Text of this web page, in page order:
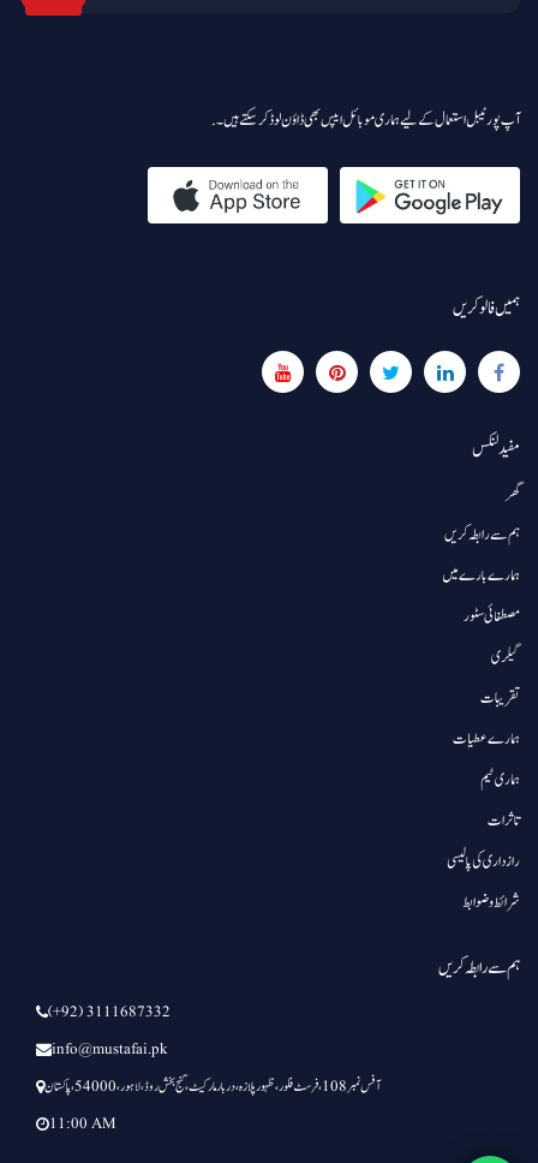
آپ پورٹیبل استعمال کے لیے ہماری موبائل ایپس بھی ڈاؤن لوڈ کر سکتے ہیں۔.
ہمیں فالو کریں
مفید لنکس
گھر
ہم سے رابطہ کریں
ہمارے بارے میں
مصطفائی سٹور
گیلری
تقریبات
ہمارے عطیات
ہماری ٹیم
تاثرات
رازداری کی پالیسی
شرائط و ضوابط
ہم سے رابطہ کریں
(+92) 3111687332
info@mustafai.pk
آفس نمبر 108 ، فرسٹ فلور ،ظہور پلازہ،دربار مارکیٹ، گنج بخش روڈ،لاہور،54000،پاکستان
11:00 AM